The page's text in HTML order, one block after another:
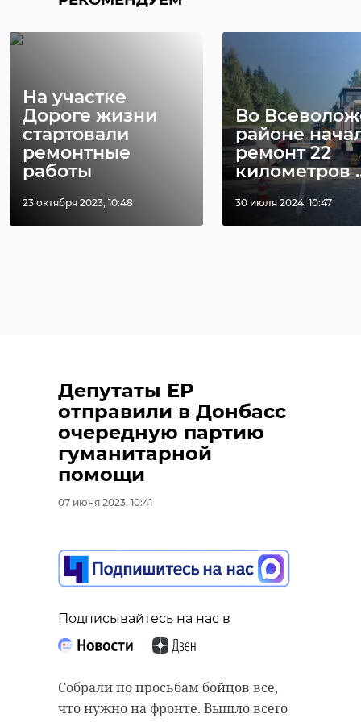
На участке
Дороге жизни
стартовали
ремонтные
работы
23 октября 2023, 10:48
Во
районе
ремонт 22
километров
30 июля 2024, 10:47
Депутаты ЕР
отправили в Донбасс
очередную партию
гуманитарной
помощи
07 июня 2023, 10:41
Подписывайтесь на нас в
Собрали по просьбам бойцов все,
что нужно на фронте. Вышло всего
Поделиться статьей: